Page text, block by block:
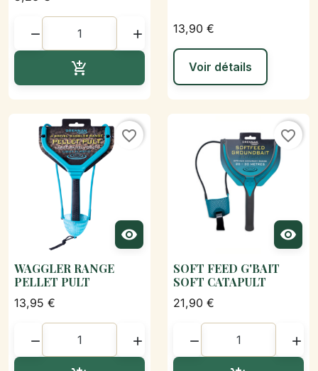
 

13,90 €
Voir détails

favorite_border
WAGGLER RANGE
PELLET PULT
13,95 €
 

favorite_border
SOFT FEED G'BAIT
SOFT CATAPULT
21,90 €
 